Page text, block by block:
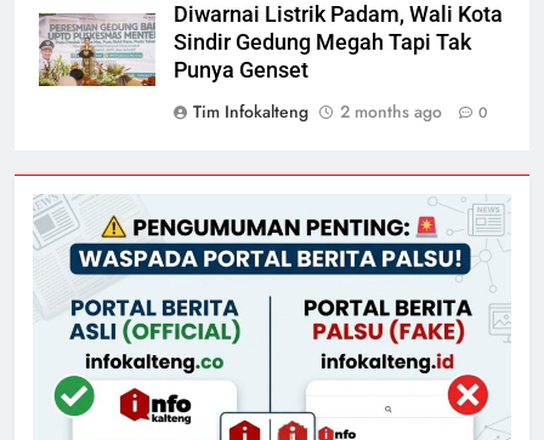
Diwarnai Listrik Padam, Wali Kota
Sindir Gedung Megah Tapi Tak
Punya Genset
Tim Infokalteng
2 months ago 0